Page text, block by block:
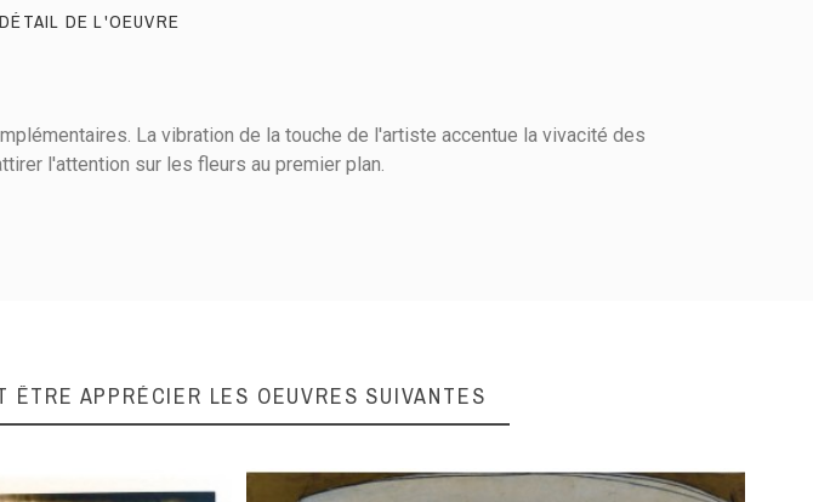
DÉTAIL DE L'OEUVRE
La vibration de la touche de l'artiste accentue la vivacité des
l'attention sur les fleurs au premier plan.
PaysageAPPRÉCIER LES OEUVRES SUIVANTES